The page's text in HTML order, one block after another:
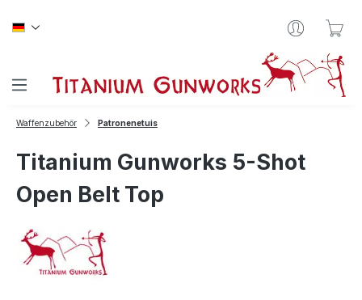
Waffenzubehör Patronenetuis
Titanium Gunworks 5-Shot
Open Belt Top